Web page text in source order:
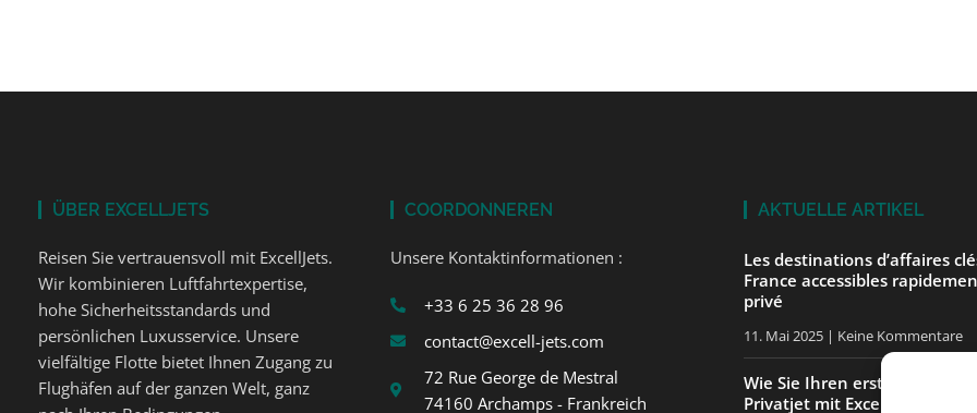
ÜBER EXCELLJETS
Reisen Sie vertrauensvoll mit ExcellJets.
Wir kombinieren Luftfahrtexpertise,
hohe Sicherheitsstandards und
persönlichen Luxusservice. Unsere
vielfältige Flotte bietet Ihnen Zugang zu
Flughäfen auf der ganzen Welt, ganz
COORDONNEREN
Unsere Kontaktinformationen :
+33 6 25 36 28 96
contact@excell-jets.com
72 Rue George de Mestral
74160 Archamps - Frankreich
AKTUELLE ARTIKEL
Les destinations d’affaires
France accessibles
privé
11. Mai 2025 Keine Kommentare
Wie Sie Ihren ersten Flug in
Privatjet mit ExcellJets gut